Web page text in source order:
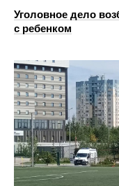
Уголовное дело
с ребенком